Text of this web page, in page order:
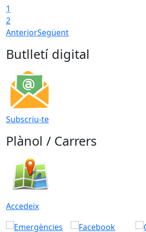
1
2
AnteriorSegüent
Butlletí digital
Subscriu-te
Plànol / Carrers
Accedeix